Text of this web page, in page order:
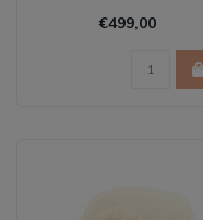
€499,00